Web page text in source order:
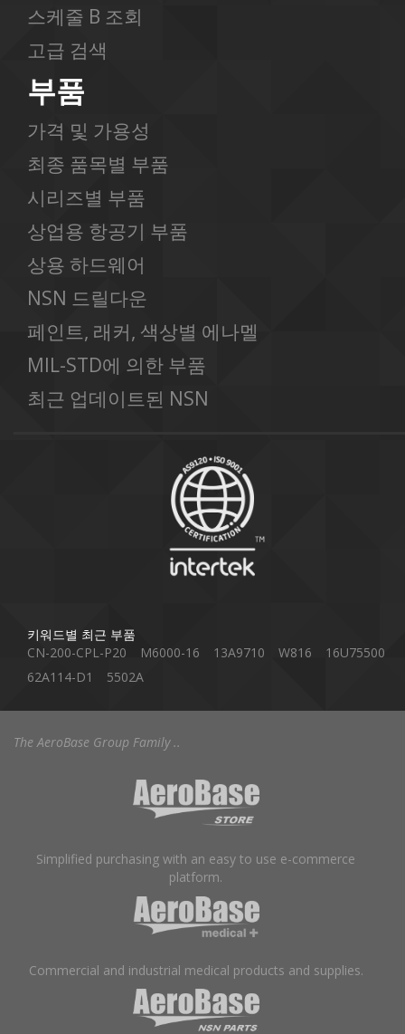
스케줄 B 조회
고급 검색
부품
가격 및 가용성
최종 품목별 부품
시리즈별 부품
상업용 항공기 부품
상용 하드웨어
NSN 드릴다운
페인트, 래커, 색상별 에나멜
MIL-STD에 의한 부품
최근 업데이트된 NSN
키워드별 최근 부품
CN-200-CPL-P20
M6000-16 13A9710 W816
16U75500
62A114-D1
5502A
The AeroBase Group Family ..
Simplified purchasing with an easy to use e-commerce
platform.
Commercial and industrial medical products and supplies.